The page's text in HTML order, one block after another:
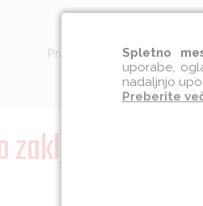
Preventiva Socialna
zaključen
Spletno
uporabe,
nadaljnjo
Preberite